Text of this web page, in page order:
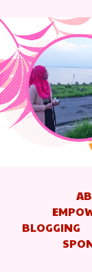
BLOGGING